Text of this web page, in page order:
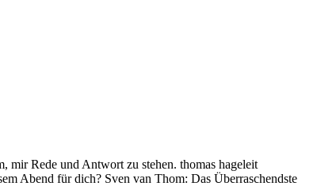
mir Rede und Antwort zu stehen. thomas hageleit
Abend für dich? Sven van Thom: Das Überraschendste